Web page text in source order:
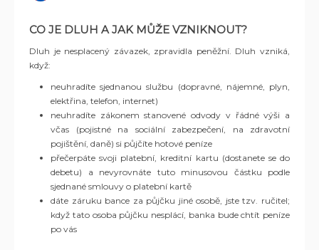
CO JE DLUH A JAK MŮŽE VZNIKNOUT?
Dluh je nesplacený závazek, zpravidla peněžní. Dluh vzniká,
když:
neuhradíte sjednanou službu (dopravné, nájemné, plyn,
elektřina, telefon, internet)
neuhradíte zákonem stanovené odvody v řádné výši a
včas (pojistné na sociální zabezpečení, na zdravotní
pojištění, daně) si půjčíte hotové peníze
přečerpáte svoji platební, kreditní kartu (dostanete se do
debetu) a nevyrovnáte tuto minusovou částku podle
sjednané smlouvy o platební kartě
dáte záruku bance za půjčku jiné osobě, jste tzv. ručitel;
když tato osoba půjčku nesplácí, banka bude chtít peníze
po vás